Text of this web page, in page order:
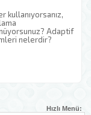
kullanıyorsanız,
Adaptif
nelerdir?
Hızlı Menü: